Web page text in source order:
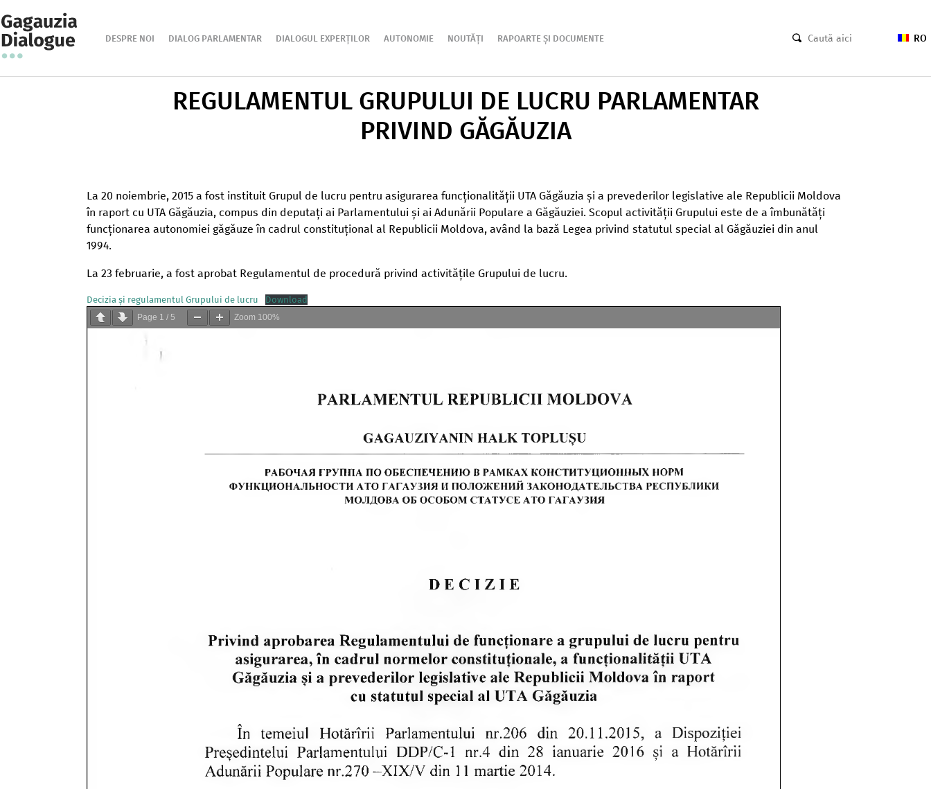
DESPRE NOI DIALOG PARLAMENTAR DIALOGUL EXPERȚILOR AUTONOMIE NOUTĂȚI RAPOARTE ȘI DOCUMENTE RO
REGULAMENTUL GRUPULUI DE LUCRU PARLAMENTAR
PRIVIND GĂGĂUZIA
La 20 noiembrie, 2015 a fost instituit Grupul de lucru pentru asigurarea funcționalității UTA Găgăuzia și a prevederilor legislative ale Republicii Moldova
în raport cu UTA Găgăuzia, compus din deputați ai Parlamentului și ai Adunării Populare a Găgăuziei. Scopul activității Grupului este de a îmbunătăți
funcționarea autonomiei găgăuze în cadrul constituțional al Republicii Moldova, având la bază Legea privind statutul special al Găgăuziei din anul
1994.
La 23 februarie, a fost aprobat Regulamentul de procedură privind activitățile Grupului de lucru.
Decizia și regulamentul Grupului de lucru Download
Page 1 / 5 Zoom 100%